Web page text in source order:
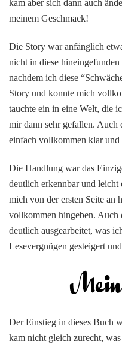
kam aber sich dann auch
meinem Geschmack!
Die Story war anfänglich
nicht in diese
nachdem ich diese
Story und konnte mich
tauchte ein in eine Welt, die
mir dann sehr gefallen. Auch
einfach vollkommen klar
Die Handlung war das
deutlich erkennbar und leicht
mich von der ersten Seite an
vollkommen hingeben. Auch
deutlich ausgearbeitet, was
Lesevergnügen gesteigert
Der Einstieg in dieses Buch
kam nicht gleich zurecht,